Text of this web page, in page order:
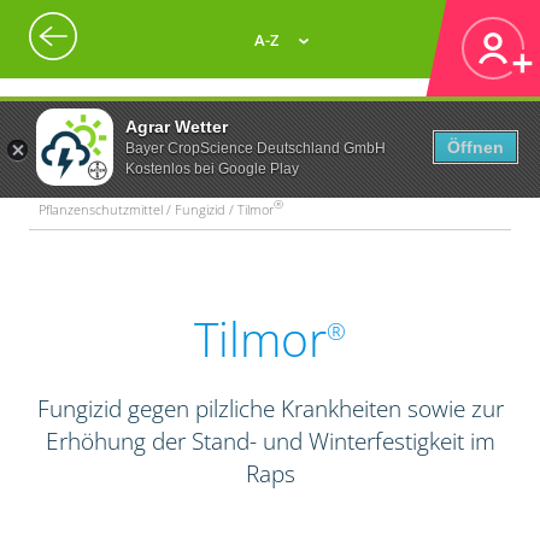
Agrar Wetter
Bayer CropScience Deutschland GmbH
Kostenlos bei Google Play
Öffnen
A-Z
Pflanzenschutzmittel / Fungizid / Tilmor®
Tilmor®
Fungizid gegen pilzliche Krankheiten sowie zur
Erhöhung der Stand- und Winterfestigkeit im
Raps